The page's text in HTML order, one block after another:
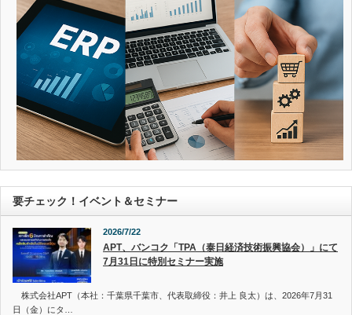
要チェック！イベント＆セミナー
2026/7/22
APT、バンコク「TPA（泰日経済技術振興協会）」にて
7月31日に特別セミナー実施
株式会社APT（本社：千葉県千葉市、代表取締役：井上 良太）は、2026年7月31
日（金）にタ…